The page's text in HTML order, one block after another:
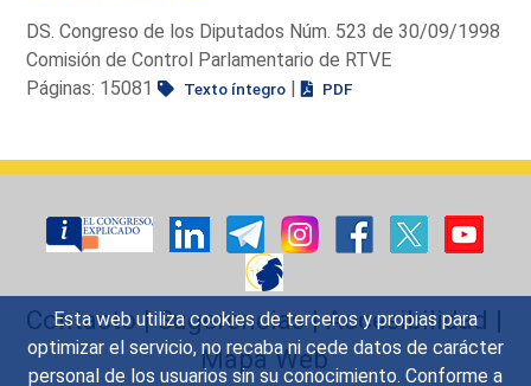
Esta web utiliza cookies de terceros y propias para
optimizar el servicio, no recaba ni cede datos de carácter
personal de los usuarios sin su conocimiento. Conforme a
DS. Congreso de los Diputados Núm. 523 de 30/09/1998
Comisión de Control Parlamentario de RTVE
Páginas: 15081
Texto íntegro | PDF
Contacto|Sugerencias|Accesibilidad |
Mapa Web